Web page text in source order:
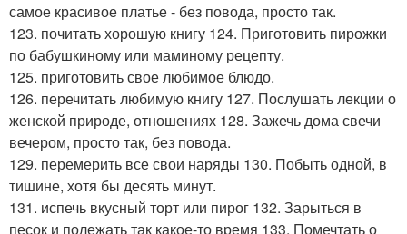
самое красивое платье - без повода, просто так.
123. почитать хорошую книгу 124. Приготовить пирожки
по бабушкиному или маминому рецепту.
125. приготовить свое любимое блюдо.
126. перечитать любимую книгу 127. Послушать лекции о
женской природе, отношениях 128. Зажечь дома свечи
вечером, просто так, без повода.
129. перемерить все свои наряды 130. Побыть одной, в
тишине, хотя бы десять минут.
131. испечь вкусный торт или пирог 132. Зарыться в
песок и полежать так какое-то время 133. Помечтать о